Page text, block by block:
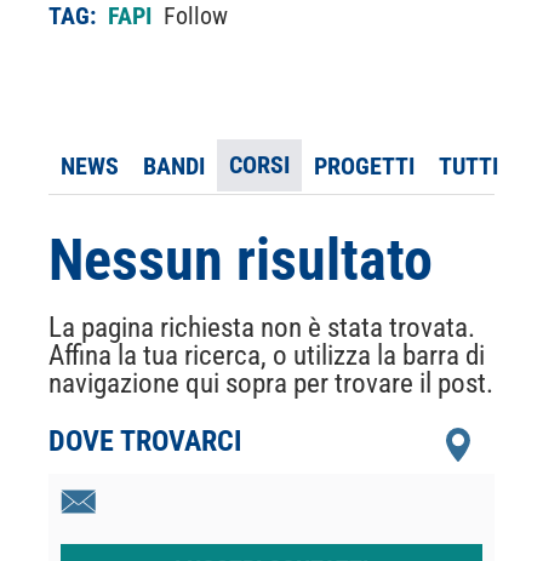
TAG: FAPI Follow
NEWS BANDI CORSI PROGETTI TUTTI
Nessun risultato
La pagina richiesta non è stata trovata.
Affina la tua ricerca, o utilizza la barra di
navigazione qui sopra per trovare il post.
DOVE TROVARCI